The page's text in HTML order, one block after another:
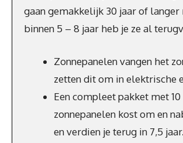
gaan gemakkelijk 30 jaar of langer
binnen 5 – 8 jaar heb je ze al
Zonnepanelen vangen het
zetten dit om in elektrische
Een compleet pakket met 10
zonnepanelen kost om en
en verdien je terug in 7,5 jaar.